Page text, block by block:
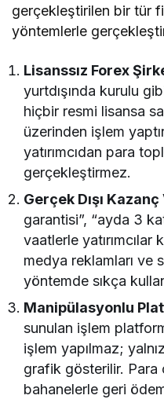
gerçekleştirilen bir tür
yöntemlerle
Lisanssız Forex
yurtdışında kurulu
hiçbir resmi lisansa
üzerinden işlem
yatırımcıdan para
gerçekleştirmez.
Gerçek Dışı
garantisi”, “ayda 3
vaatlerle yatırımcılar
medya reklamları ve
yöntemde sıkça
Manipülasyonlu
sunulan işlem
işlem yapılmaz;
grafik gösterilir. Para
bahanelerle geri